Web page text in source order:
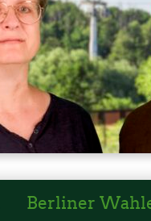
Berliner